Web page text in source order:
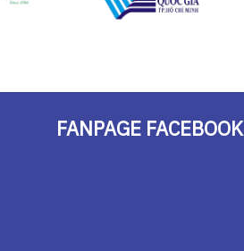
FANPAGE FACEBOOK